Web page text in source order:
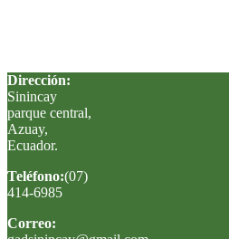
Dirección:
Sinincay
parque central,
Azuay,
Ecuador.
Teléfono:(07)
414-6985
Correo: